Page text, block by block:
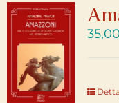
35,00